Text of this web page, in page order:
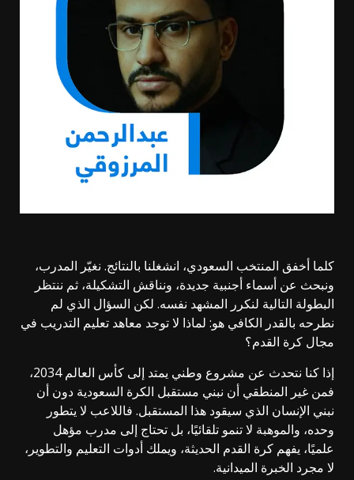
كلما أخفق المنتخب السعودي، انشغلنا بالنتائج. نغيّر المدرب،
ونبحث عن أسماء أجنبية جديدة، ونناقش التشكيلة، ثم ننتظر
البطولة التالية لنكرر المشهد نفسه. لكن السؤال الذي لم
نطرحه بالقدر الكافي هو: لماذا لا توجد معاهد تعليم التدريب في
مجال كرة القدم؟
إذا كنا نتحدث عن مشروع وطني يمتد إلى كأس العالم 2034،
فمن غير المنطقي أن نبني مستقبل الكرة السعودية دون أن
نبني الإنسان الذي سيقود هذا المستقبل. فاللاعب لا يتطور
وحده، والموهبة لا تنمو تلقائيًا، بل تحتاج إلى مدرب مؤهل
علميًا، يفهم كرة القدم الحديثة، ويملك أدوات التعليم والتطوير،
لا مجرد الخبرة الميدانية.